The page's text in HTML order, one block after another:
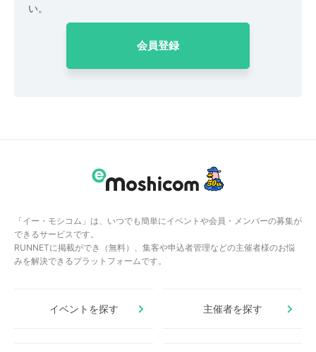
い。
会員登録
「イー・モシコム」は、いつでも簡単にイベントや会員・メンバーの募集が
できるサービスです。
RUNNETに掲載ができ（無料）、集客や申込者管理などの主催者様のお悩
みを解決できるプラットフォームです。
イベントを探す 主催者を探す